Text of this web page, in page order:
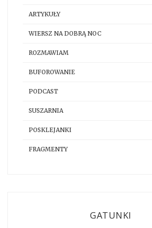
ARTYKUŁY
WIERSZ NA DOBRĄ NOC
ROZMAWIAM
BUFOROWANIE
PODCAST
SUSZARNIA
POSKLEJANKI
FRAGMENTY
GATUNKI